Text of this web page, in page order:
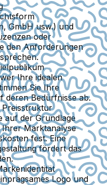
GmbH usw.) und
oder
den Anforderungen
Ihre idealen
Sie Ihre
deren Bedürfnisse ab.
Preisstruktur
auf der Grundlage
Ihrer Marktanalyse
fest. Eine
fördert das
Logo und